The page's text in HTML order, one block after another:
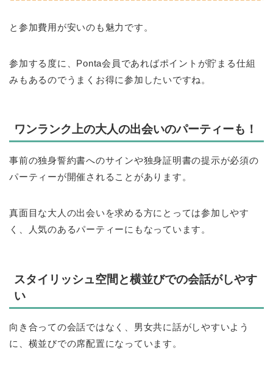
と参加費用が安いのも魅力です。
参加する度に、Ponta会員であればポイントが貯まる仕組
みもあるのでうまくお得に参加したいですね。
ワンランク上の大人の出会いのパーティーも！
事前の独身誓約書へのサインや独身証明書の提示が必須の
パーティーが開催されることがあります。
真面目な大人の出会いを求める方にとっては参加しやす
く、人気のあるパーティーにもなっています。
スタイリッシュ空間と横並びでの会話がしやす
い
向き合っての会話ではなく、男女共に話がしやすいよう
に、横並びでの席配置になっています。